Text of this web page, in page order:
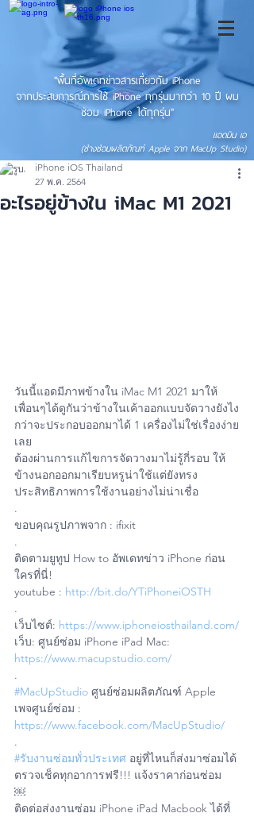
"พื้นที่อัพเดทข่าวสารเกี่ยวกับ iPhone
จากประสบการณ์การใช้ iPhone ทุกรุ่นมากว่า 10 ปี ผม
ซ่อม iPhone ได้ทุกรุ่น"
แอดมิน เอ
(ช่างซ่อมผลิตภัณฑ์ Apple จาก MacUp Studio)
อะไรอยู่ข้างใน iMac M1 2021
iPhone iOS Thailand
27 พ.ค. 2564
วันนี้แอดมีภาพข้างใน iMac M1 2021 มาให้
เพื่อนๆได้ดูกันว่าข้างในเค้าออกแบบจัดวางยังไง
กว่าจะประกอบออกมาได้ 1 เครื่องไม่ใช่เรื่องง่าย
เลย
ต้องผ่านการแก้ไขการจัดวางมาไม่รู้กี่รอบ ให้
ข้างนอกออกมาเรียบหรูน่าใช้แต่ยังทรง
ประสิทธิภาพการใช้งานอย่างไม่น่าเชื่อ
.
ขอบคุณรูปภาพจาก : ifixit
.
ติดตามยูทูป How to อัพเดทข่าว iPhone ก่อน
ใครที่นี่!
youtube : http://bit.do/YTiPhoneiOSTH
.
เว็บไซต์: https://www.iphoneiosthailand.com/
เว็บ: ศูนย์ซ่อม iPhone iPad Mac:
https://www.macupstudio.com/
.
#MacUpStudio ศูนย์ซ่อมผลิตภัณฑ์ Apple
เพจศูนย์ซ่อม :
https://www.facebook.com/MacUpStudio/
.
#รับงานซ่อมทั่วประเทศ อยู่ที่ไหนก็ส่งมาซ่อมได้
ตรวจเช็คทุกอาการฟรี!!! แจ้งราคาก่อนซ่อม
￼
ติดต่อส่งงานซ่อม iPhone iPad Macbook ได้ที่